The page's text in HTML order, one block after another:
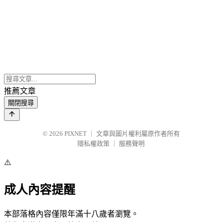
推薦文章
關閉搜尋
© 2026 PIXNET
文章與圖片權利屬原作者所有
隱私權政策
服務聲明
⚠️
成人內容提醒
本部落格內容僅限年滿十八歲者瀏覽。